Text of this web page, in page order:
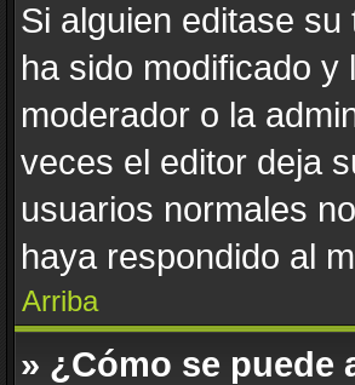
Si alguien editase
ha sido modificado
moderador o la
veces el editor deja
usuarios normales
haya respondido al
Arriba
» ¿Cómo se puede